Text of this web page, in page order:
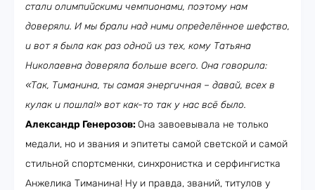
стали олимпийскими чемпионами, поэтому нам
доверяли. И мы брали над ними определённое шефство,
и вот я была как раз одной из тех, кому Татьяна
Николаевна доверяла больше всего. Она говорила:
«Так, Тиманина, ты самая энергичная – давай, всех в
кулак и пошла!» вот как-то так у нас всё было.
Александр Генерозов: Она завоевывала не только
медали, но и звания и эпитеты самой светской и самой
стильной спортсменки, синхронистка и серфингистка
Анжелика Тиманина! Ну и правда, званий, титулов у